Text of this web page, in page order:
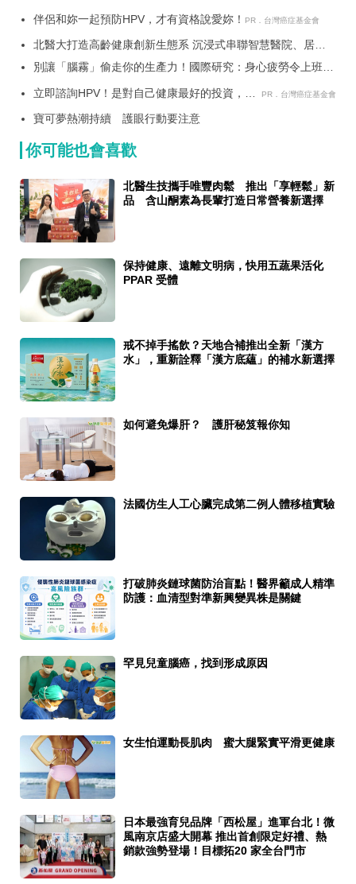
伴侶和妳一起預防HPV，才有資格說愛妳！
PR．台灣癌症基金會
北醫大打造高齡健康創新生態系 沉浸式串聯智慧醫院、居家
健康與社區長照
別讓「腦霧」偷走你的生產力！國際研究：身心疲勞令上班族
囊，啟動「效率、憶力」雙重守護
立即諮詢HPV！是對自己健康最好的投資，把
PR．台灣癌症基金會
寶可夢熱潮持續 護眼行動要注意
你可能也會喜歡
北醫生技攜手唯豐肉鬆 推出「享輕鬆」新
品 含山酮素為長輩打造日常營養新選擇
保持健康、遠離文明病，快用五蔬果活化
PPAR 受體
戒不掉手搖飲？天地合補推出全新「漢方
水」，重新詮釋「漢方底蘊」的補水新選擇
如何避免爆肝？ 護肝秘笈報你知
法國仿生人工心臟完成第二例人體移植實驗
打破肺炎鏈球菌防治盲點！醫界籲成人精準
防護：血清型對準新興變異株是關鍵
罕見兒童腦癌，找到形成原因
女生怕運動長肌肉 蜜大腿緊實平滑更健康
日本最強育兒品牌「西松屋」進軍台北！微
風南京店盛大開幕 推出首創限定好禮、熱
銷款強勢登場！目標拓20 家全台門市